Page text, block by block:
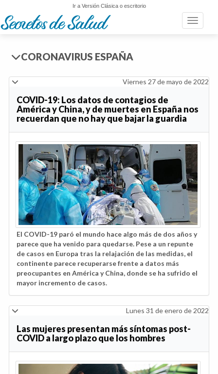
Ir a Versión Clásica o escritorio
Toggle
CORONAVIRUS ESPAÑA
Viernes 27 de mayo de 2022
COVID-19: Los datos de contagios de
América y China, y de muertes en España nos
recuerdan que no hay que bajar la guardia
El COVID-19 paró el mundo hace algo más de dos años y
parece que ha venido para quedarse. Pese a un repunte
de casos en Europa tras la relajación de las medidas, el
continente parece recuperarse frente a datos más
preocupantes en América y China, donde se ha sufrido el
mayor incremento de casos.
Lunes 31 de enero de 2022
Las mujeres presentan más síntomas post-
COVID a largo plazo que los hombres